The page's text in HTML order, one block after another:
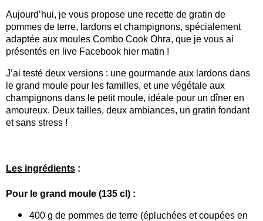
Aujourd’hui, je vous propose une recette de gratin de
pommes de terre, lardons et champignons, spécialement
adaptée aux moules Combo Cook Ohra, que je vous ai
présentés en live Facebook hier matin !
J’ai testé deux versions : une gourmande aux lardons dans
le grand moule pour les familles, et une végétale aux
champignons dans le petit moule, idéale pour un dîner en
amoureux. Deux tailles, deux ambiances, un gratin fondant
et sans stress !
Les ingrédients :
Pour le grand moule (135 cl) :
400 g de pommes de terre (épluchées et coupées en